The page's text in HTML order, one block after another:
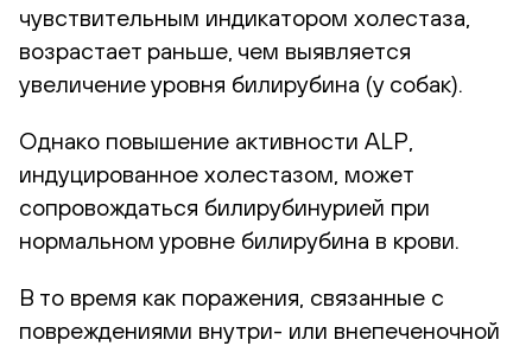
чувствительным индикатором холестаза,
возрастает раньше, чем выявляется
увеличение уровня билирубина (у собак).
Однако повышение активности ALP,
индуцированное холестазом, может
сопровождаться билирубинурией при
нормальном уровне билирубина в крови.
В то время как поражения, связанные с
повреждениями внутри- или внепеченочной